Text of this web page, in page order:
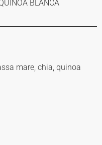
BLANCA
mare, chia, quinoa